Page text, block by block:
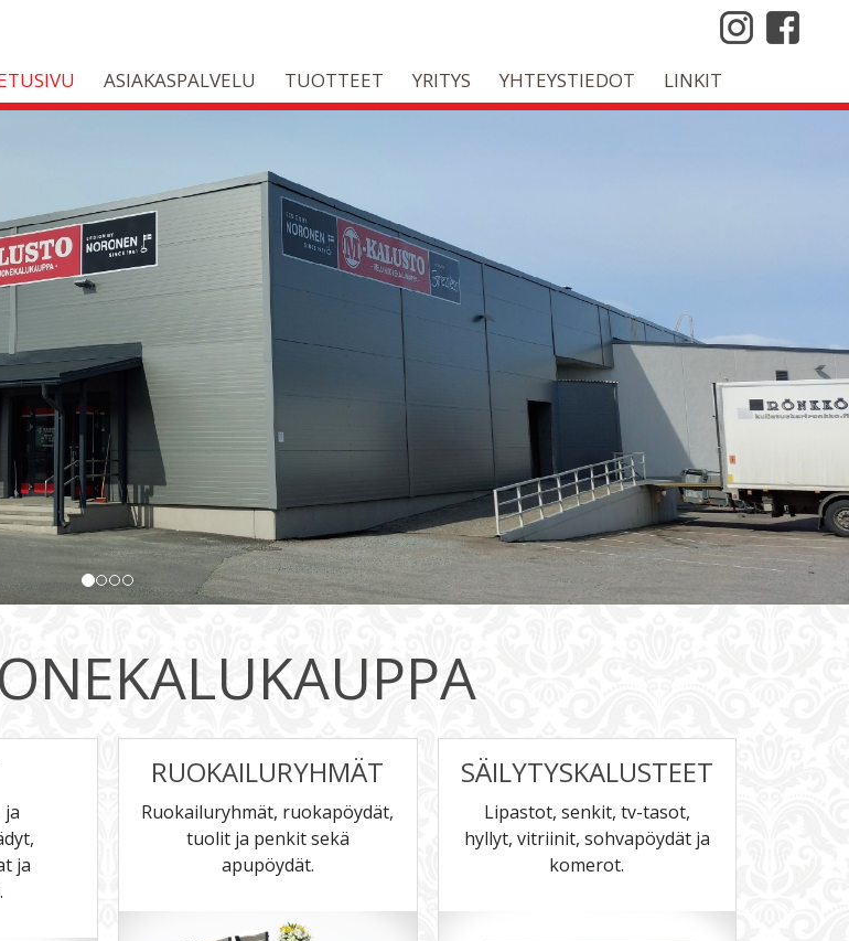
ASIAKASPALVELU TUOTTEET YRITYS YHTEYSTIEDOT LINKIT
tuotteita vuodesta 1966
YRITYS
ja
ja
RUOKAILURYHMÄT
Ruokailuryhmät, ruokapöydät,
tuolit ja penkit sekä
apupöydät.
SÄILYTYSKALUSTEET
Lipastot, senkit, tv-tasot,
hyllyt, vitriinit, sohvapöydät ja
komerot.